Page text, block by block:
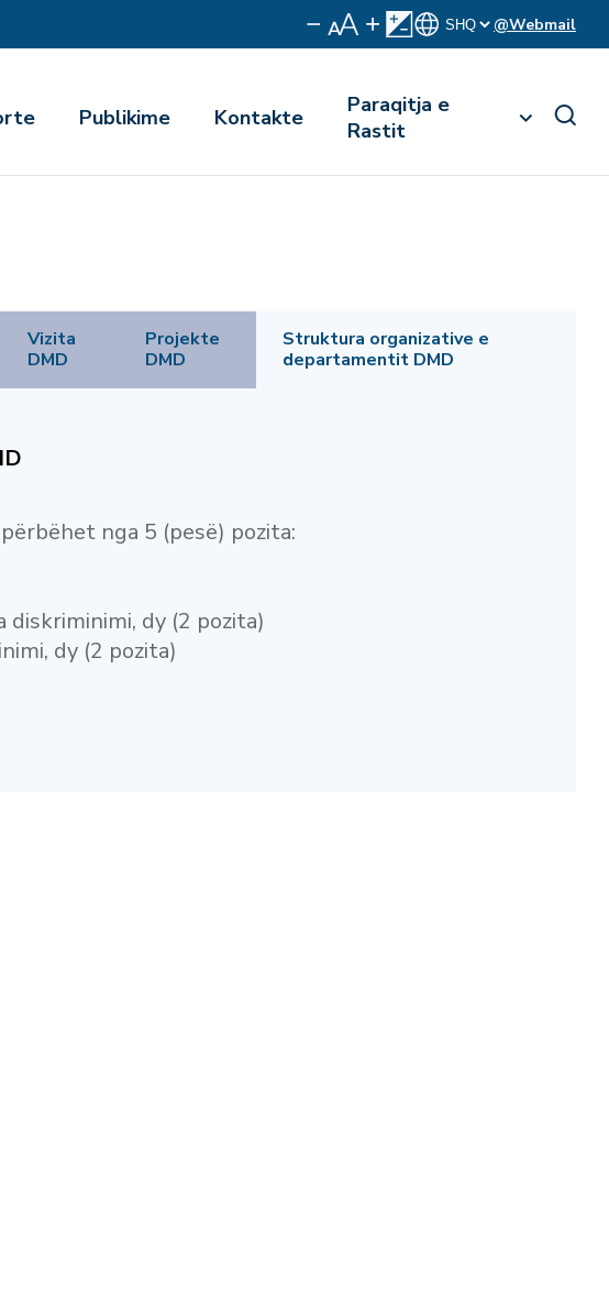
@Webmail
Publikime Kontakte
Paraqitja e
Rastit
Vizita
DMD
Projekte
DMD
Struktura organizative e
departamentit DMD
nga 5 (pesë) pozita:
dy (2 pozita)
dy (2 pozita)